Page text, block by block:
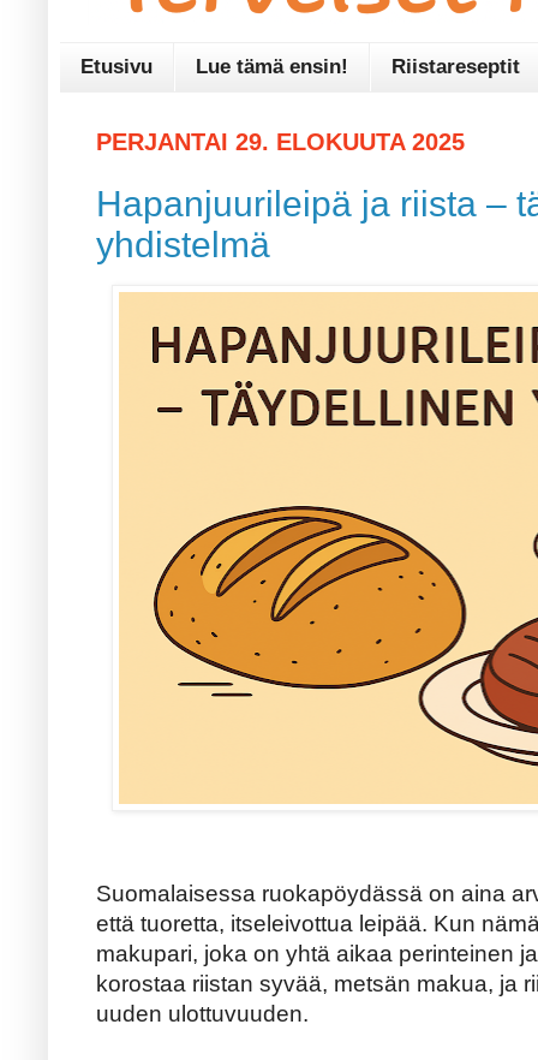
Etusivu Lue tämä ensin! Riistareseptit
PERJANTAI 29. ELOKUUTA 2025
Hapanjuurileipä ja riista –
yhdistelmä
Suomalaisessa ruokapöydässä on aina
että tuoretta, itseleivottua leipää. Kun
makupari, joka on yhtä aikaa perinteinen
korostaa riistan syvää, metsän makua, ja
uuden ulottuvuuden.